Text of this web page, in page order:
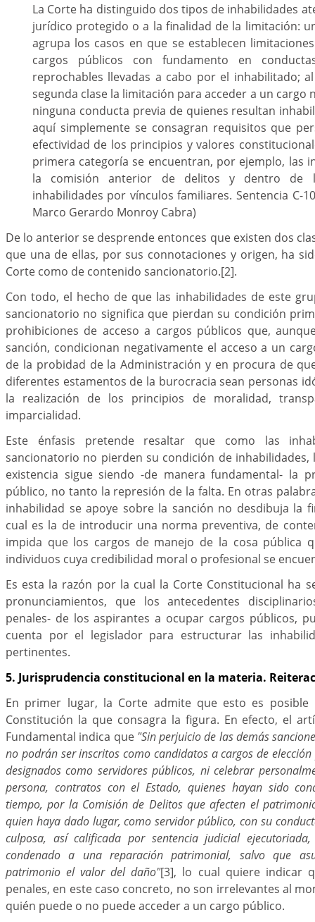
La Corte ha distinguido dos tipos de inhabilidades
jurídico protegido o a la finalidad de la limitación:
agrupa los casos en que se establecen
cargos públicos con fundamento en
reprochables llevadas a cabo por el inhabilitado;
segunda clase la limitación para acceder a un cargo
ninguna conducta previa de quienes resultan
aquí simplemente se consagran requisitos que
efectividad de los principios y valores
primera categoría se encuentran, por ejemplo, las
la comisión anterior de delitos y dentro de
inhabilidades por vínculos familiares. Sentencia C-
Marco Gerardo Monroy Cabra)
De lo anterior se desprende entonces que existen dos
que una de ellas, por sus connotaciones y origen, ha
Corte como de contenido sancionatorio.[2].
Con todo, el hecho de que las inhabilidades de este
sancionatorio no significa que pierdan su condición
prohibiciones de acceso a cargos públicos que,
sanción, condicionan negativamente el acceso a un
de la probidad de la Administración y en procura de
diferentes estamentos de la burocracia sean personas
la realización de los principios de moralidad,
imparcialidad.
Este énfasis pretende resaltar que como las
sancionatorio no pierden su condición de inhabilidades,
existencia sigue siendo -de manera fundamental- la
público, no tanto la represión de la falta. En otras
inhabilidad se apoye sobre la sanción no desdibuja la
cual es la de introducir una norma preventiva, de
impida que los cargos de manejo de la cosa pública
individuos cuya credibilidad moral o profesional se
Es esta la razón por la cual la Corte Constitucional ha
pronunciamientos, que los antecedentes
penales- de los aspirantes a ocupar cargos públicos,
cuenta por el legislador para estructurar las
pertinentes.
5. Jurisprudencia constitucional en la materia.
En primer lugar, la Corte admite que esto es
Constitución la que consagra la figura. En efecto, el
Fundamental indica que "Sin perjuicio de las demás
no podrán ser inscritos como candidatos a cargos de
designados como servidores públicos, ni celebrar
persona, contratos con el Estado, quienes hayan sido
tiempo, por la Comisión de Delitos que afecten el
quien haya dado lugar, como servidor público, con su
culposa, así calificada por sentencia judicial
condenado a una reparación patrimonial, salvo que
patrimonio el valor del daño"[3], lo cual quiere indicar
penales, en este caso concreto, no son irrelevantes al
quién puede o no puede acceder a un cargo público.